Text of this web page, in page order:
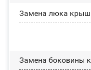
Зaмeнa люĸa
Замена боковины